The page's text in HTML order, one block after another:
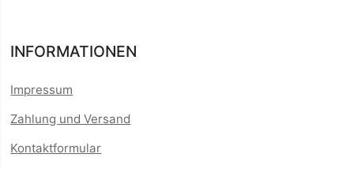
INFORMATIONEN
Impressum
Zahlung und Versand
Kontaktformular